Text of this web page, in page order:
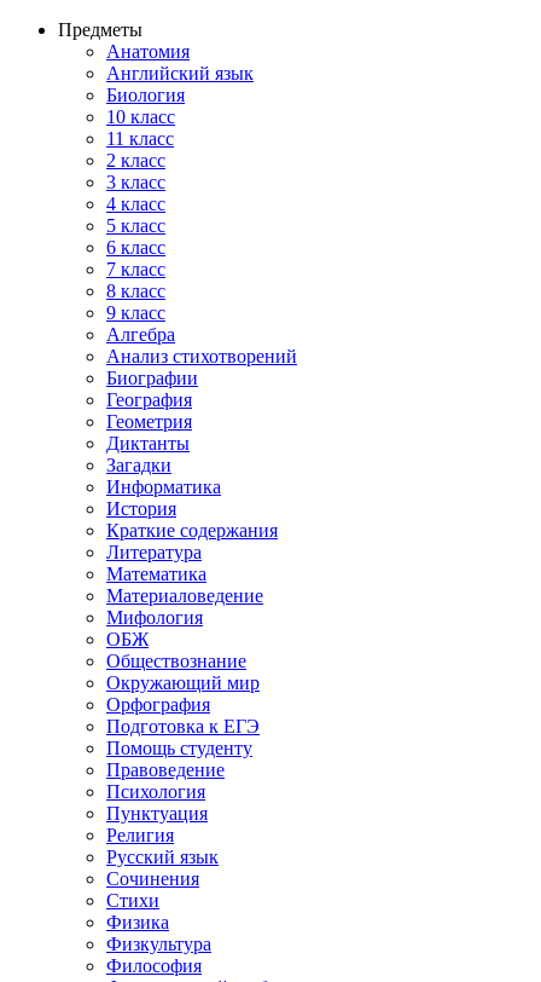
Предметы
Анатомия
Английский язык
Биология
10 класс
11 класс
2 класс
3 класс
4 класс
5 класс
6 класс
7 класс
8 класс
9 класс
Алгебра
Анализ стихотворений
Биографии
География
Геометрия
Диктанты
Загадки
Информатика
История
Краткие содержания
Литература
Математика
Материаловедение
Мифология
ОБЖ
Обществознание
Окружающий мир
Орфография
Подготовка к ЕГЭ
Помощь студенту
Правоведение
Психология
Пунктуация
Религия
Русский язык
Сочинения
Стихи
Физика
Физкультура
Философия